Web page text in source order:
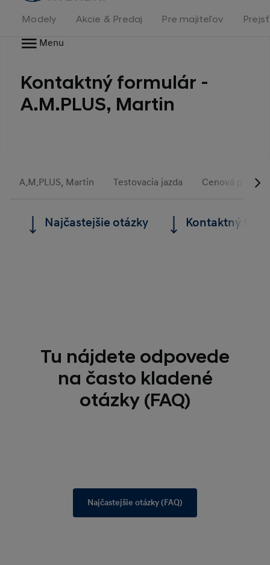
stránka
Modely Akcie & Predaj Pre majiteľov
Menu
Kontaktný formulár -
A.M.PLUS, Martin
A.M.PLUS, Martin Testovacia jazda Cenová ponuka
Najčastejšie otázky Kontaktný
Tu nájdete odpovede
na často kladené
otázky (FAQ)
Najčastejšie otázky (FAQ)